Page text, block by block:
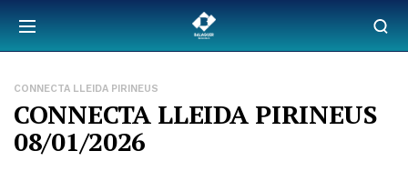
CONNECTA LLEIDA PIRINEUS
CONNECTA LLEIDA PIRINEUS
08/01/2026